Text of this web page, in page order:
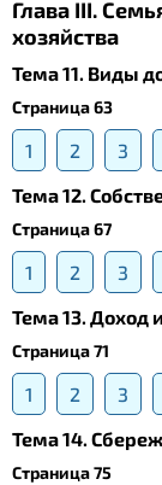
Глава III.
хозяйства
Тема 11. Виды
Страница 63
1 2 3
Тема 12.
Страница 67
1 2 3
Тема 13. Доход
Страница 71
1 2 3
Тема 14.
Страница 75